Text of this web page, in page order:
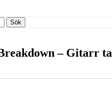
Sök
– Gitarr